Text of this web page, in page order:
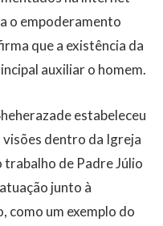
o empoderamento
que a existência da
auxiliar o homem.
estabeleceu
dentro da Igreja
de Padre Júlio
junto à
como um exemplo do